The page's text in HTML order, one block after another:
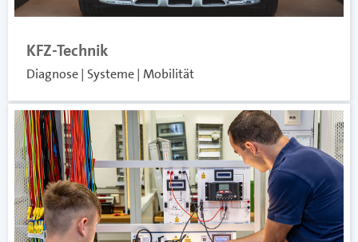
KFZ-Technik
Diagnose | Systeme | Mobilität